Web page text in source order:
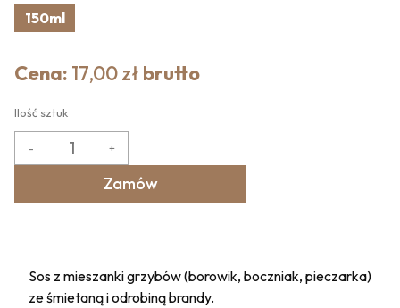
150ml
Cena: 17,00 zł brutto
Ilość sztuk
- +
Zamów
Sos z mieszanki grzybów (borowik, boczniak, pieczarka)
ze śmietaną i odrobiną brandy.